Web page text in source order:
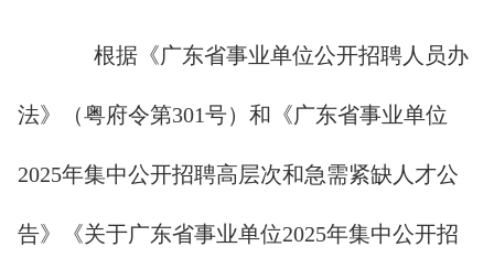
根据《广东省事业单位公开招聘人员办
法》（粤府令第301号）和《广东省事业单位
2025年集中公开招聘高层次和急需紧缺人才公
告》《关于广东省事业单位2025年集中公开招